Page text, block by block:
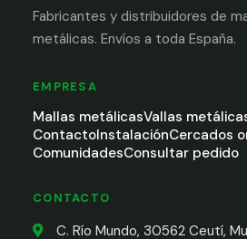
Fabricantes y distribuidores de
metálicas. Envíos a toda España.
EMPRESA
Mallas metálicasVallas
ContactoInstalaciónCercados
ComunidadesConsultar pedido
CONTACTO
C. Río Mundo, 30562 Ceutí,